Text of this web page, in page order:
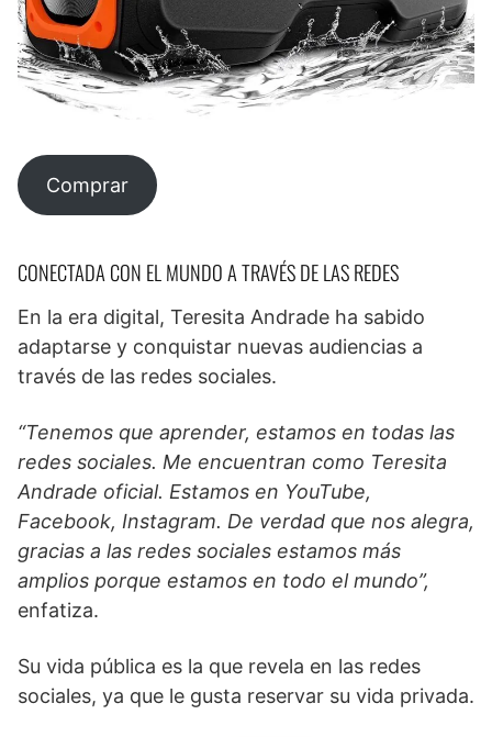
Comprar
CONECTADA CON EL MUNDO A TRAVÉS DE LAS REDES
En la era digital, Teresita Andrade ha sabido
adaptarse y conquistar nuevas audiencias a
través de las redes sociales.
“Tenemos que aprender, estamos en todas las
redes sociales. Me encuentran como Teresita
Andrade oficial. Estamos en YouTube,
Facebook, Instagram. De verdad que nos alegra,
gracias a las redes sociales estamos más
amplios porque estamos en todo el mundo”,
enfatiza.
Su vida pública es la que revela en las redes
sociales, ya que le gusta reservar su vida privada.